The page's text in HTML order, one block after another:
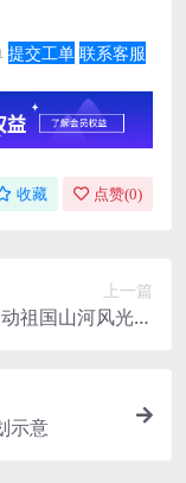
提交工单 联系客服
收藏 点赞(0)
上一篇
祖国山河风光自
示意